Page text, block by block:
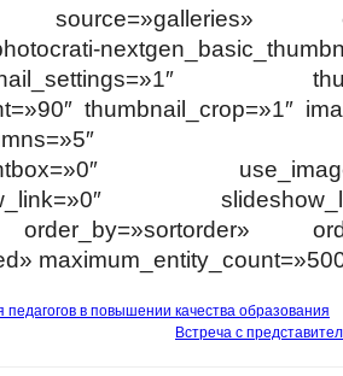
source=»galleries»
thumbnail_crop=»1″
в повышении качества образования
Встреча с